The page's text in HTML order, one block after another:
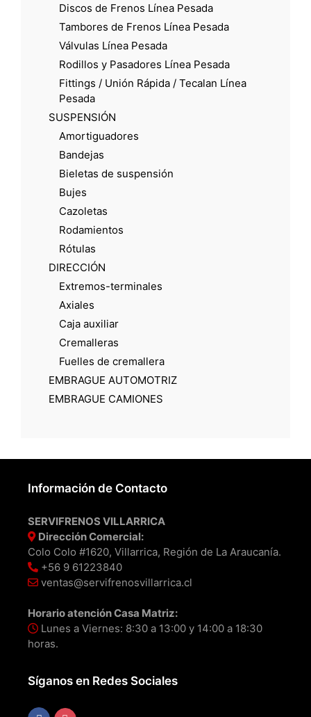
Discos de Frenos Línea Pesada
Tambores de Frenos Línea Pesada
Válvulas Línea Pesada
Rodillos y Pasadores Línea Pesada
Fittings / Unión Rápida / Tecalan Línea
Pesada
SUSPENSIÓN
Amortiguadores
Bandejas
Bieletas de suspensión
Bujes
Cazoletas
Rodamientos
Rótulas
DIRECCIÓN
Extremos-terminales
Axiales
Caja auxiliar
Cremalleras
Fuelles de cremallera
EMBRAGUE AUTOMOTRIZ
EMBRAGUE CAMIONES
Información de Contacto
SERVIFRENOS VILLARRICA
Dirección Comercial:
Colo Colo #1620, Villarrica, Región de La Araucanía.
+56 9 61223840
ventas@servifrenosvillarrica.cl
Horario atención Casa Matriz:
Lunes a Viernes: 8:30 a 13:00 y 14:00 a 18:30
horas.
Síganos en Redes Sociales